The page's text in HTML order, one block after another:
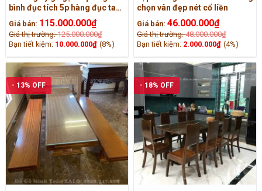
bình đục tích 5p hàng đục tay
kỹ cỡ đại
Giá bán: 115.000.000₫
Giá thị trường:125.000.000₫
Bạn tiết kiệm: 10.000.000₫ (8%)
chọn vân đẹp nét cổ liền
Giá bán: 46.000.000₫
Giá thị trường:48.000.000₫
Bạn tiết kiệm: 2.000.000₫ (4%)
- 13% OFF - 18% OFF